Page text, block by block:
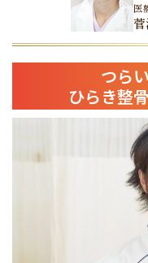
医
つら
ひらき整